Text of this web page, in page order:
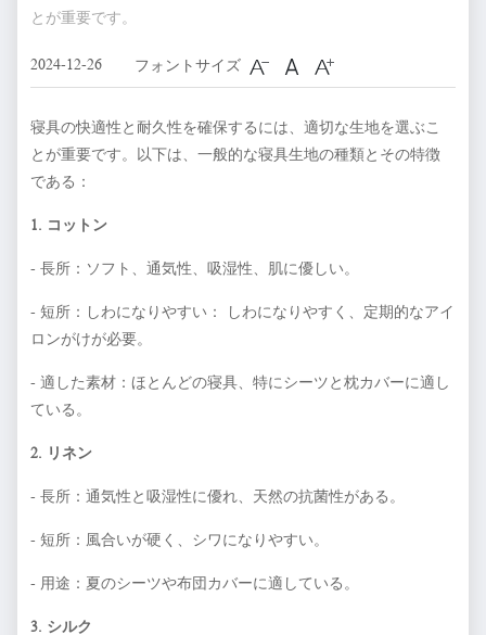
とが重要です。
2024-12-26 フォントサイズ
寝具の快適性と耐久性を確保するには、適切な生地を選ぶこ
とが重要です。以下は、一般的な寝具生地の種類とその特徴
である：
1. コットン
- 長所：ソフト、通気性、吸湿性、肌に優しい。
- 短所：しわになりやすい： しわになりやすく、定期的なアイ
ロンがけが必要。
- 適した素材：ほとんどの寝具、特にシーツと枕カバーに適し
ている。
2. リネン
- 長所：通気性と吸湿性に優れ、天然の抗菌性がある。
- 短所：風合いが硬く、シワになりやすい。
- 用途：夏のシーツや布団カバーに適している。
3. シルク